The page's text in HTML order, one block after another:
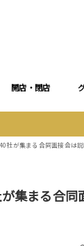
開店・閉店
社が集まる合同面接会は
集まる合同